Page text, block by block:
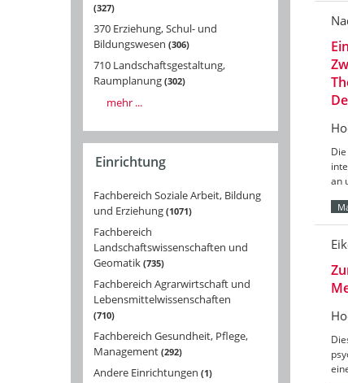
327
370 Erziehung, Schul- und
Bildungswesen 306
710 Landschaftsgestaltung,
Raumplanung 302
mehr ...
Einrichtung
Fachbereich Soziale Arbeit, Bildung
und Erziehung 1071
Fachbereich
Landschaftswissenschaften und
Geomatik 735
Fachbereich Agrarwirtschaft und
Lebensmittelwissenschaften
710
Fachbereich Gesundheit, Pflege,
Management 292
Andere Einrichtungen 1
an